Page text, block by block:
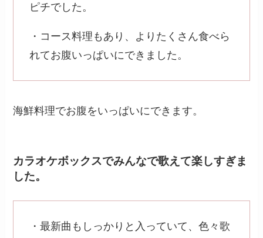
ピチでした。
・コース料理もあり、よりたくさん食べら
れてお腹いっぱいにできました。
海鮮料理でお腹をいっぱいにできます。
カラオケボックスでみんなで歌えて楽しすぎま
した。
・最新曲もしっかりと入っていて、色々歌